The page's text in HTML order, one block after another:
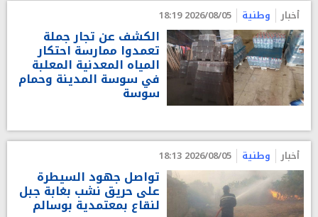
أخبار وطنية 2026/08/05 18:19
الكشف عن تجار جملة
تعمدوا ممارسة احتكار
المياه المعدنية المعلبة
في سوسة المدينة وحمام
سوسة
أخبار وطنية 2026/08/05 18:13
تواصل جهود السيطرة
على حريق نشب بغابة جبل
لنقاع بمعتمدية بوسالم